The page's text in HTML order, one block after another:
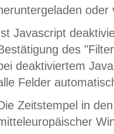
oder
Javascript
des
deaktiviertem
Felder
Zeitstempel in